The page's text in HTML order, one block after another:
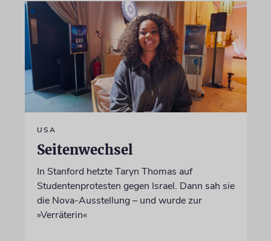
USA
Seitenwechsel
In Stanford hetzte Taryn Thomas auf
Studentenprotesten gegen Israel. Dann sah sie
die Nova-Ausstellung – und wurde zur
»Verräterin«